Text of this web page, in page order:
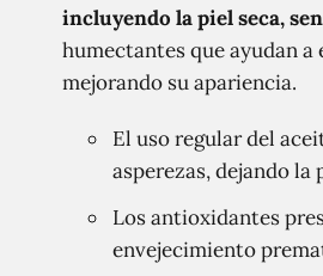
incluyendo la piel seca,
humectantes que ayudan
mejorando su apariencia.
El uso regular del
asperezas, dejando la
Los antioxidantes
envejecimiento